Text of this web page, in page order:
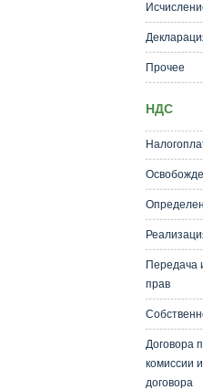
Прочее
НДС
Передача
прав
Договора
комиссии
договора